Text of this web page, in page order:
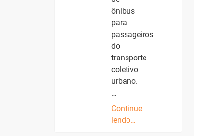
ônibus
para
passageiros
do
transporte
coletivo
urbano.
…
Continue
lendo…